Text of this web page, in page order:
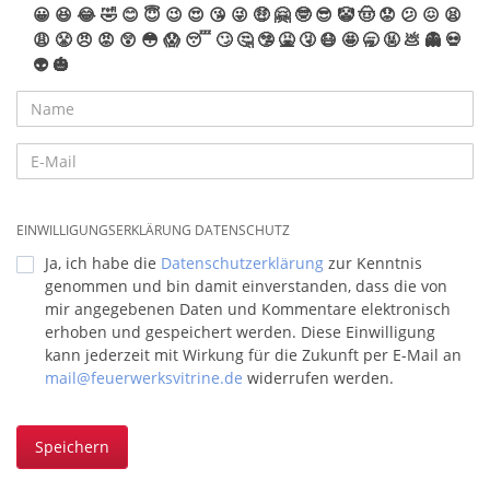
😀 😆 😂🤣 😊 😇 😉 😍 😘 😜 🤑 🤗 🤓 😎 🤡🤠 😟 😕 😖 😫
😩 😤 😠 😡 😲 😳 😱 😴 🙄 🤔 🤥 🤮 🤧 😷 🤩 🥱 🤬 💩 👻 💀
👽 🎃
EINWILLIGUNGSERKLÄRUNG DATENSCHUTZ
Ja, ich habe die Datenschutzerklärung zur Kenntnis
genommen und bin damit einverstanden, dass die von
mir angegebenen Daten und Kommentare elektronisch
erhoben und gespeichert werden. Diese Einwilligung
kann jederzeit mit Wirkung für die Zukunft per E-Mail an
mail@feuerwerksvitrine.de widerrufen werden.
Speichern